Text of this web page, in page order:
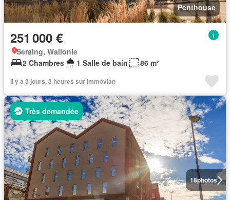
Penthouse
251 000 €
Seraing, Wallonie
2 Chambres
1 Salle de bain 86 m²
Il y a 3 jours, 3 heures sur immovlan
18photos
Très demandée